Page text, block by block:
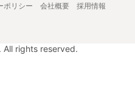
ポリシー 会社概要
採用情報
rights reserved.